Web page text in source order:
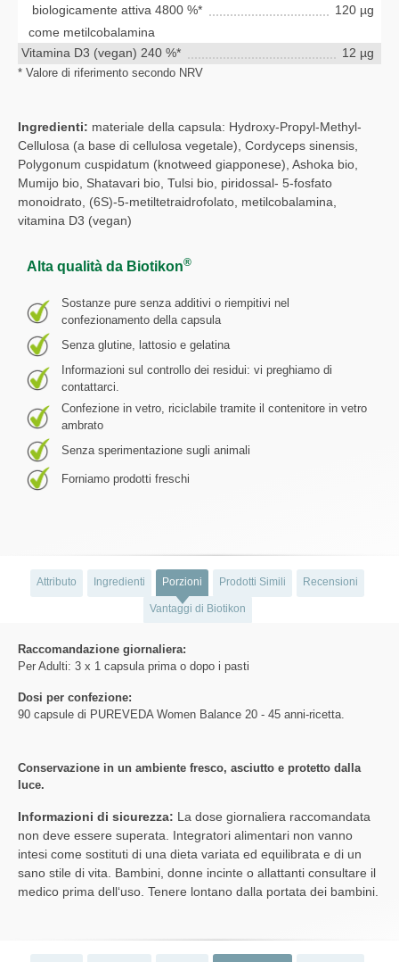
biologicamente attiva 4800 %*
120 µg
come metilcobalamina
Vitamina D3 (vegan) 240 %*
12 µg
* Valore di riferimento secondo NRV
Ingredienti: materiale della capsula: Hydroxy-Propyl-Methyl-
Cellulosa (a base di cellulosa vegetale), Cordyceps sinensis,
Polygonum cuspidatum (knotweed giapponese), Ashoka bio,
Mumijo bio, Shatavari bio, Tulsi bio, piridossal- 5-fosfato
monoidrato, (6S)-5-metiltetraidrofolato, metilcobalamina,
vitamina D3 (vegan)
Alta qualità da Biotikon®
Sostanze pure senza additivi o riempitivi nel
confezionamento della capsula
Senza glutine, lattosio e gelatina
Informazioni sul controllo dei residui: vi preghiamo di
contattarci.
Confezione in vetro, riciclabile tramite il contenitore in vetro
ambrato
Senza sperimentazione sugli animali
Forniamo prodotti freschi
Attributo Ingredienti Porzioni Prodotti Simili Recensioni
Vantaggi di Biotikon
Raccomandazione giornaliera:
Per Adulti: 3 x 1 capsula prima o dopo i pasti
Dosi per confezione:
90 capsule di PUREVEDA Women Balance 20 - 45 anni-ricetta.
Conservazione in un ambiente fresco, asciutto e protetto dalla
luce.
Informazioni di sicurezza: La dose giornaliera raccomandata
non deve essere superata. Integratori alimentari non vanno
intesi come sostituti di una dieta variata ed equilibrata e di un
sano stile di vita. Bambini, donne incinte o allattanti consultare il
medico prima dell‘uso. Tenere lontano dalla portata dei bambini.